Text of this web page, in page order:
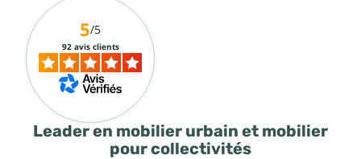
Leader en mobilier urbain et mobilier
pour collectivités
5/5
92 avis clients